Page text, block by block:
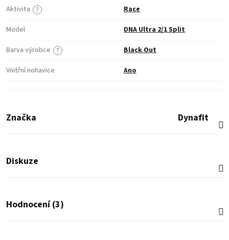
?
Aktivita
Race
Model
DNA Ultra 2/1 Split
?
Barva výrobce
Black Out
Vnitřní nohavice
Ano
Značka Dynafit
Diskuze
Hodnocení (3)